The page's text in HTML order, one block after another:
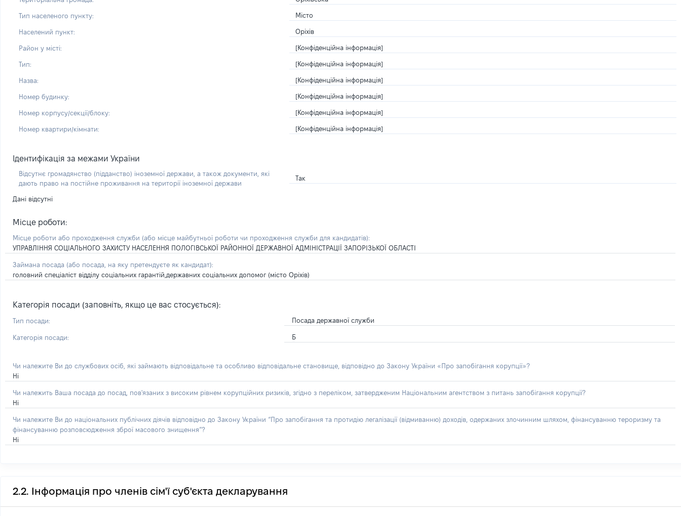
Тип населеного пункту: Місто
Населений пункт: Оріхів
Район у місті: [Конфіденційна інформація]
Тип: [Конфіденційна інформація]
Назва: [Конфіденційна інформація]
Номер будинку: [Конфіденційна інформація]
Номер корпусу/секції/блоку: [Конфіденційна інформація]
Номер квартири/кімнати: [Конфіденційна інформація]
Ідентифікація за межами України
Відсутнє громадянство (підданство) іноземної держави, а також документи, які
дають право на постійне проживання на території іноземної держави
Так
Дані відсутні
Місце роботи:
Місце роботи або проходження служби (або місце майбутньої роботи чи проходження служби для кандидатів):
УПРАВЛІННЯ СОЦІАЛЬНОГО ЗАХИСТУ НАСЕЛЕННЯ ПОЛОГІВСЬКОЇ РАЙОННОЇ ДЕРЖАВНОЇ АДМІНІСТРАЦІЇ ЗАПОРІЗЬКОЇ ОБЛАСТІ
Займана посада (або посада, на яку претендуєте як кандидат):
головний спеціаліст відділу соціальних гарантій,державних соціальних допомог (місто Оріхів)
Категорія посади (заповніть, якщо це вас стосується):
Тип посади: Посада державної служби
Категорія посади: Б
Чи належите Ви до службових осіб, які займають відповідальне та особливо відповідальне становище, відповідно до Закону України «Про запобігання корупції»?
Ні
Чи належить Ваша посада до посад, пов'язаних з високим рівнем корупційних ризиків, згідно з переліком, затвердженим Національним агентством з питань запобігання корупції?
Ні
Чи належите Ви до національних публічних діячів відповідно до Закону України “Про запобігання та протидію легалізації (відмиванню) доходів, одержаних злочинним шляхом, фінансуванню тероризму та
фінансуванню розповсюдження зброї масового знищення”?
Ні
2.2. Інформація про членів сім'ї суб'єкта декларування